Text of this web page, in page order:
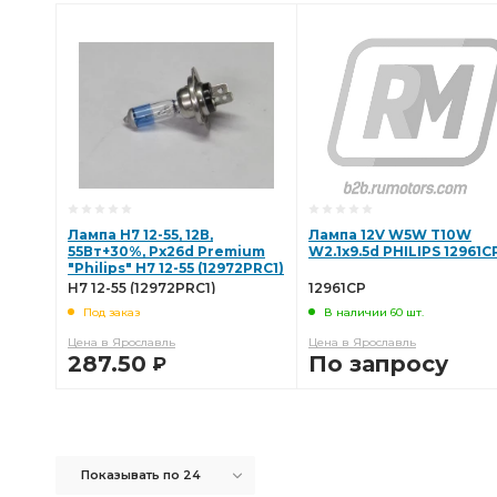
Лампа H7 12-55, 12В,
55Вт+30%, Px26d Premium
"Philips" H7 12-55 (12972PRC1)
H7 12-55 (12972PRC1)
Под заказ
Цена в Ярославль
287.50 Р
Лампа 12V W5W T10W
W2.1x9.5d PHILIPS
12961CP
В наличии 60 шт.
Цена в Ярославль
По запросу
Показывать по 24